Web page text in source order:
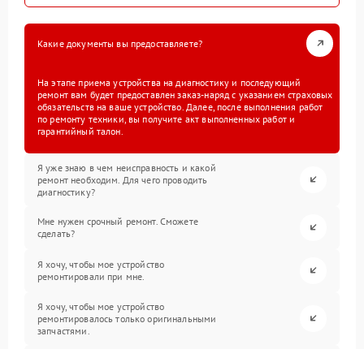
Какие документы вы предоставляете?
На этапе приема устройства на диагностику и последующий
ремонт вам будет предоставлен заказ-наряд с указанием страховых
обязательств на ваше устройство. Далее, после выполнения работ
по ремонту техники, вы получите акт выполненных работ и
гарантийный талон.
Я уже знаю в чем неисправность и какой
ремонт необходим. Для чего проводить
диагностику?
Мне нужен срочный ремонт. Сможете
сделать?
Я хочу, чтобы мое устройство
ремонтировали при мне.
Я хочу, чтобы мое устройство
ремонтировалось только оригинальными
запчастями.